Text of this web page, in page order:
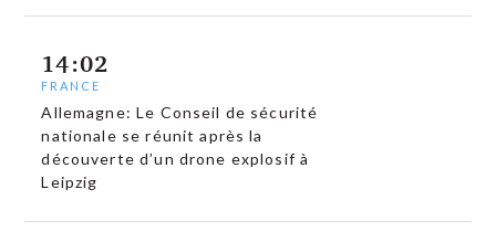
14:02
FRANCE
Allemagne: Le Conseil de sécurité
nationale se réunit après la
découverte d’un drone explosif à
Leipzig